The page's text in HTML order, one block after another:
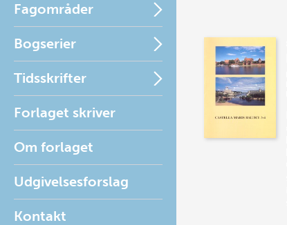
Fagområder
Bogserier
Tidsskrifter
Forlaget skriver
Om forlaget
Udgivelsesforslag
Kontakt